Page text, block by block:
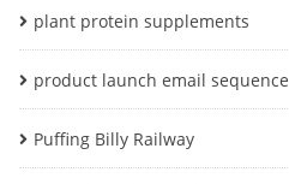
plant protein supplements
product launch email sequence
Puffing Billy Railway